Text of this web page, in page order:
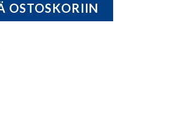
OSTOSKORIIN